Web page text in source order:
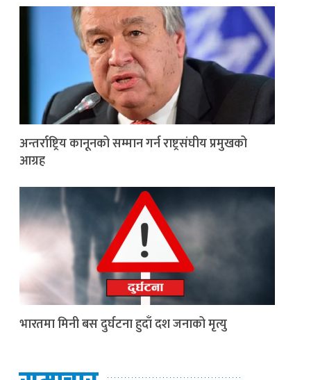
अन्तर्राष्ट्रिय कानूनको सम्मान गर्न राष्ट्रसंघीय प्रमुखको
आग्रह
भारतमा मिनी बस दुर्घटना हुदाँ दश जनाको मृत्यु